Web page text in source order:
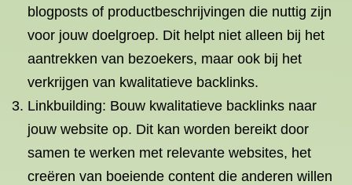
blogposts of productbeschrijvingen die nuttig zijn
voor jouw doelgroep. Dit helpt niet alleen bij het
aantrekken van bezoekers, maar ook bij het
verkrijgen van kwalitatieve backlinks.
Linkbuilding: Bouw kwalitatieve backlinks naar
jouw website op. Dit kan worden bereikt door
samen te werken met relevante websites, het
creëren van boeiende content die anderen willen